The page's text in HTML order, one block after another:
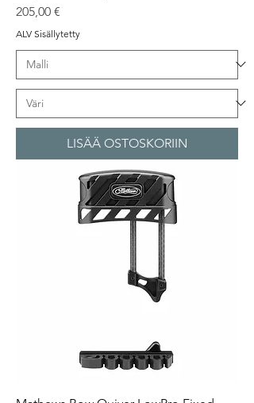
Hinta
205,00 €
ALV Sisällytetty
LISÄÄ OSTOSKORIIN